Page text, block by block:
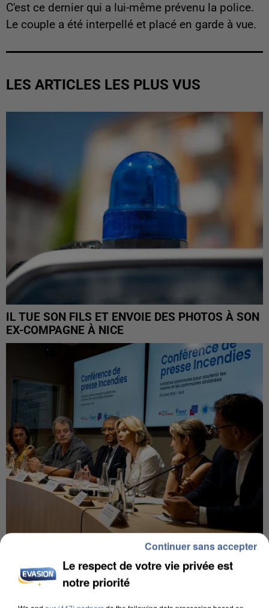
C'est ce dernier qui a lui-même prévenu la police.
Le couple a été interpellé et placé en garde à vue.
LES ARTICLES LES PLUS VUS
IL TUE SON FILS ET ENVOIE DES PHOTOS À SON
EX-COMPAGNE À NICE
INCENDIES : L’ÎLE-DE-FRANCE LANCE UN ÉLAN
DE SOLIDARITÉ AVEC LES...
Le respect de votre vie privée est
notre priorité
Continuer sans accepter